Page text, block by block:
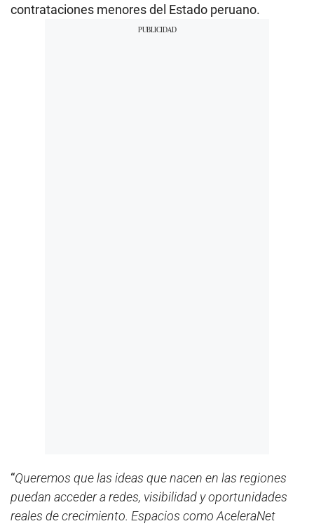
contrataciones menores del Estado peruano.
“Queremos que las ideas que nacen en las regiones
puedan acceder a redes, visibilidad y oportunidades
reales de crecimiento. Espacios como AceleraNet